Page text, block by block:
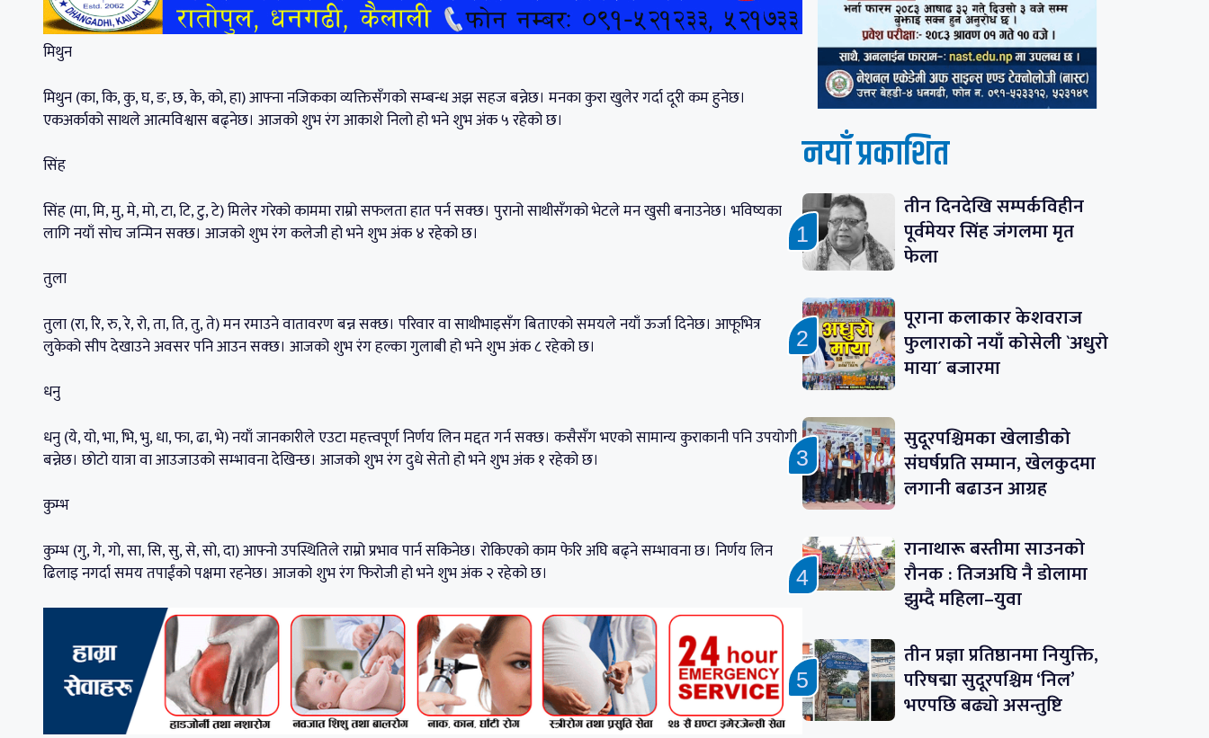
मिथुन
मिथुन (का, कि, कु, घ, ङ, छ, के, को, हा) आफ्ना नजिकका व्यक्तिसँगको सम्बन्ध अझ सहज बन्नेछ। मनका कुरा खुलेर गर्दा दूरी कम हुनेछ।
एकअर्काको साथले आत्मविश्वास बढ्नेछ। आजको शुभ रंग आकाशे निलो हो भने शुभ अंक ५ रहेको छ।
सिंह
सिंह (मा, मि, मु, मे, मो, टा, टि, टु, टे) मिलेर गरेको काममा राम्रो सफलता हात पर्न सक्छ। पुरानो साथीसँगको भेटले मन खुसी बनाउनेछ। भविष्यका
लागि नयाँ सोच जन्मिन सक्छ। आजको शुभ रंग कलेजी हो भने शुभ अंक ४ रहेको छ।
तुला
तुला (रा, रि, रु, रे, रो, ता, ति, तु, ते) मन रमाउने वातावरण बन्न सक्छ। परिवार वा साथीभाइसँग बिताएको समयले नयाँ ऊर्जा दिनेछ। आफूभित्र
लुकेको सीप देखाउने अवसर पनि आउन सक्छ। आजको शुभ रंग हल्का गुलाबी हो भने शुभ अंक ८ रहेको छ।
धनु
धनु (ये, यो, भा, भि, भु, धा, फा, ढा, भे) नयाँ जानकारीले एउटा महत्त्वपूर्ण निर्णय लिन मद्दत गर्न सक्छ। कसैसँग भएको सामान्य कुराकानी पनि उपयोगी
बन्नेछ। छोटो यात्रा वा आउजाउको सम्भावना देखिन्छ। आजको शुभ रंग दुधे सेतो हो भने शुभ अंक १ रहेको छ।
कुम्भ
कुम्भ (गु, गे, गो, सा, सि, सु, से, सो, दा) आफ्नो उपस्थितिले राम्रो प्रभाव पार्न सकिनेछ। रोकिएको काम फेरि अघि बढ्ने सम्भावना छ। निर्णय लिन
ढिलाइ नगर्दा समय तपाईंको पक्षमा रहनेछ। आजको शुभ रंग फिरोजी हो भने शुभ अंक २ रहेको छ।
नयाँ प्रकाशित
तीन दिनदेखि सम्पर्कविहीन
पूर्वमेयर सिंह जंगलमा मृत
फेला
पूराना कलाकार केशवराज
फुलाराको नयाँ कोसेली `अधुरो
माया´ बजारमा
सुदूरपश्चिमका खेलाडीको
संघर्षप्रति सम्मान, खेलकुदमा
लगानी बढाउन आग्रह
रानाथारू बस्तीमा साउनको
रौनक : तिजअघि नै डोलामा
झुम्दै महिला–युवा
तीन प्रज्ञा प्रतिष्ठानमा नियुक्ति,
परिषद्मा सुदूरपश्चिम ‘निल’
भएपछि बढ्यो असन्तुष्टि